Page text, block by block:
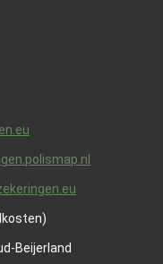
Beijerland